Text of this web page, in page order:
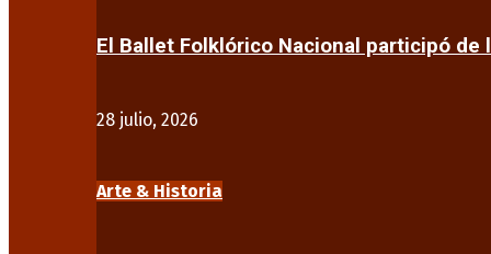
El Ballet Folklórico Nacional participó de
28 julio, 2026
Arte & Historia